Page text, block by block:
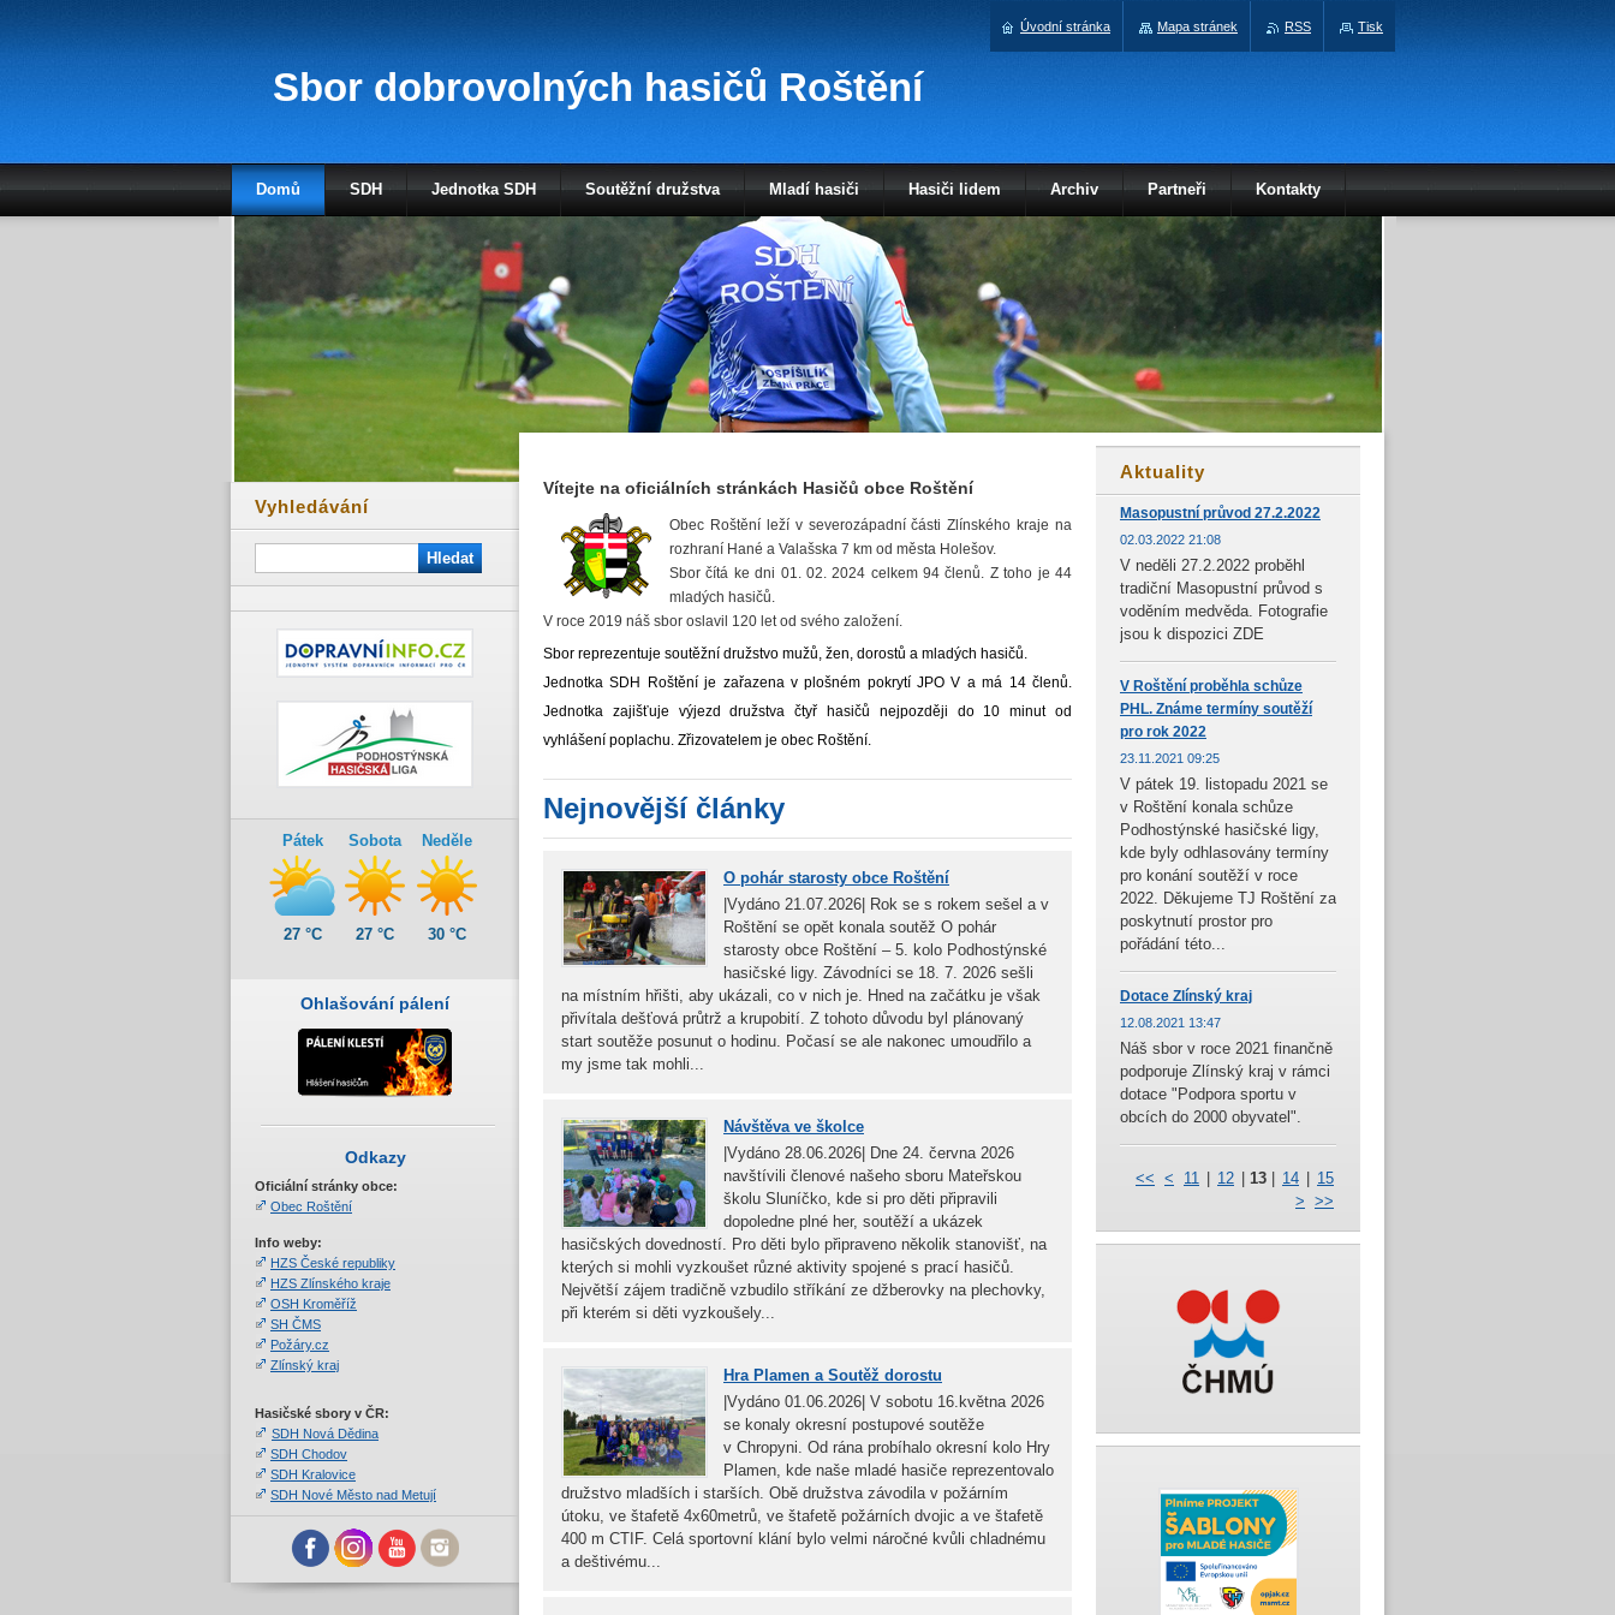
Sbor dobrovolných hasičů Roštění
Vítejte na oficiálních stránkách Hasičů obce Roštění
Obec Roštění leží v severozápadní části Zlínského kraje na
rozhraní Hané a Valašska 7 km od města Holešov.
Sbor čítá ke dni 01. 02. 2024 celkem 94 členů. Z toho je 44
mladých hasičů.
V roce 2019 náš sbor oslavil 120 let od svého založení.
Sbor reprezentuje soutěžní družstvo mužů, žen, dorostů a mladých hasičů.
Jednotka SDH Roštění je zařazena v plošném pokrytí JPO V a má 14 členů.
Jednotka zajišťuje výjezd družstva čtyř hasičů nejpozději do 10 minut od
vyhlášení poplachu. Zřizovatelem je obec Roštění.
Nejnovější články
O pohár starosty obce Roštění
|Vydáno 21.07.2026| Rok se s rokem sešel a v
Roštění se opět konala soutěž O pohár
starosty obce Roštění – 5. kolo Podhostýnské
hasičské ligy. Závodníci se 18. 7. 2026 sešli
na místním hřišti, aby ukázali, co v nich je. Hned na začátku je však
přivítala dešťová průtrž a krupobití. Z tohoto důvodu byl plánovaný
start soutěže posunut o hodinu. Počasí se ale nakonec umoudřilo a
my jsme tak mohli...
Návštěva ve školce
|Vydáno 28.06.2026| Dne 24. června 2026
navštívili členové našeho sboru Mateřskou
školu Sluníčko, kde si pro děti připravili
dopoledne plné her, soutěží a ukázek
hasičských dovedností. Pro děti bylo připraveno několik stanovišť, na
kterých si mohli vyzkoušet různé aktivity spojené s prací hasičů.
Největší zájem tradičně vzbudilo stříkání ze džberovky na plechovky,
při kterém si děti vyzkoušely...
Hra Plamen a Soutěž dorostu
|Vydáno 01.06.2026| V sobotu 16.května 2026
se konaly okresní postupové soutěže
v Chropyni. Od rána probíhalo okresní kolo Hry
Plamen, kde naše mladé hasiče reprezentovalo
družstvo mladších i starších. Obě družstva závodila v požárním
útoku, ve štafetě 4x60metrů, ve štafetě požárních dvojic a ve štafetě
400 m CTIF. Celá sportovní klání bylo velmi náročné kvůli chladnému
a deštivému...
Aktuality
Masopustní průvod 27.2.2022
02.03.2022 21:08
V neděli 27.2.2022 proběhl
tradiční Masopustní průvod s
voděním medvěda. Fotografie
jsou k dispozici ZDE
V Roštění proběhla schůze
PHL. Známe termíny soutěží
pro rok 2022
23.11.2021 09:25
V pátek 19. listopadu 2021 se
v Roštění konala schůze
Podhostýnské hasičské ligy,
kde byly odhlasovány termíny
pro konání soutěží v roce
2022. Děkujeme TJ Roštění za
poskytnutí prostor pro
pořádání této...
Dotace Zlínský kraj
12.08.2021 13:47
Náš sbor v roce 2021 finančně
podporuje Zlínský kraj v rámci
dotace "Podpora sportu v
obcích do 2000 obyvatel".
<< < 11 12 13 14
15
> >>
Vyhledávání
Pátek
27 °C
Sobota
27 °C
Neděle
30 °C
Ohlašování pálení
Odkazy
Oficiální stránky obce:
Obec Roštění
Info weby:
HZS České republiky
HZS Zlínského kraje
OSH Kroměříž
SH ČMS
Požáry.cz
Zlínský kraj
Hasičské sbory v ČR:
SDH Nová Dědina
SDH Chodov
SDH Kralovice
SDH Nové Město nad Metují
Domů SDH Jednotka SDH Soutěžní družstva Mladí hasiči Hasiči lidem Archiv Partneři Kontakty
Úvodní stránka Mapa stránek RSS Tisk